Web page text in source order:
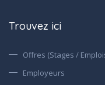
Trouvez ici
Offres (Stages /
Employeurs